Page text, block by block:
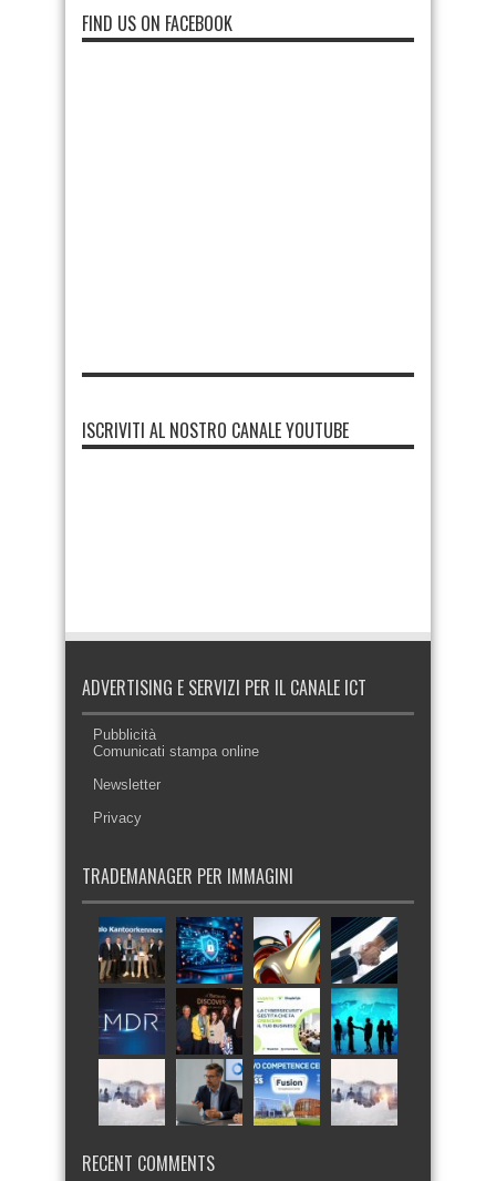
FIND US ON FACEBOOK
ISCRIVITI AL NOSTRO CANALE YOUTUBE
ADVERTISING E SERVIZI PER IL CANALE ICT
Pubblicità
Comunicati stampa online
Newsletter
Privacy
TRADEMANAGER PER IMMAGINI
RECENT COMMENTS